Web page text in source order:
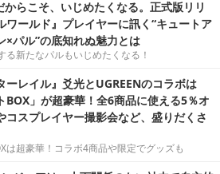
らこそ、いじめたくなる。正式版リリ
ワールド』プレイヤーに訊く“キュートア
×パル”の底知れぬ魅力とは
る新たなパルもいじめたくなる！
ーレイル』爻光とUGREENのコラボは
BOX」が超豪華！全6商品に使える5％オ
コスプレイヤー撮影会など、盛りだくさ
は超豪華！コラボ4商品や限定でグッズも